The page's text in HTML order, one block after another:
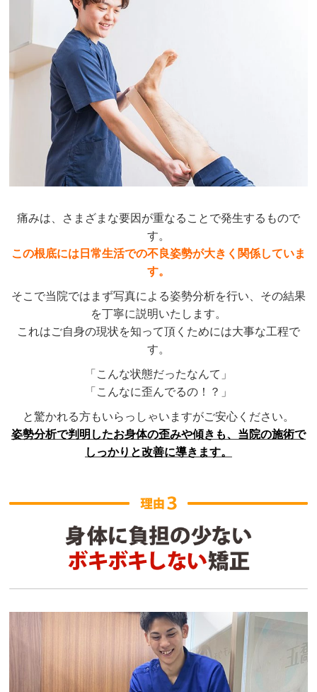
痛みは、さまざまな要因が重なることで発生するもので
す。
この根底には日常生活での不良姿勢が大きく関係していま
す。
そこで当院ではまず写真による姿勢分析を行い、その結果
を丁寧に説明いたします。
これはご自身の現状を知って頂くためには大事な工程で
す。
「こんな状態だったなんて」
「こんなに歪んでるの！？」
と驚かれる方もいらっしゃいますがご安心ください。
姿勢分析で判明したお身体の歪みや傾きも、当院の施術で
しっかりと改善に導きます。